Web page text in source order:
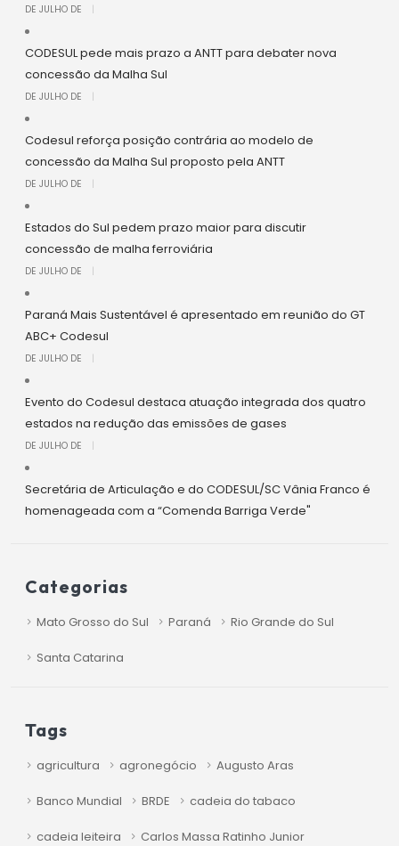
DE JULHO DE
CODESUL pede mais prazo a ANTT para debater nova
concessão da Malha Sul
DE JULHO DE
Codesul reforça posição contrária ao modelo de
concessão da Malha Sul proposto pela ANTT
DE JULHO DE
Estados do Sul pedem prazo maior para discutir
concessão de malha ferroviária
DE JULHO DE
Paraná Mais Sustentável é apresentado em reunião do GT
ABC+ Codesul
DE JULHO DE
Evento do Codesul destaca atuação integrada dos quatro
estados na redução das emissões de gases
DE JULHO DE
Secretária de Articulação e do CODESUL/SC Vânia Franco é
homenageada com a “Comenda Barriga Verde"
Categorias
Mato Grosso do Sul Paraná Rio Grande do Sul
Santa Catarina
Tags
agricultura agronegócio Augusto Aras
Banco Mundial BRDE cadeia do tabaco
cadeia leiteira Carlos Massa Ratinho Junior